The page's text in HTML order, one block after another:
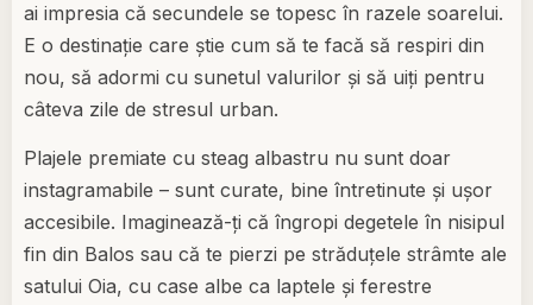
ai impresia că secundele se topesc în razele soarelui.
E o destinație care știe cum să te facă să respiri din
nou, să adormi cu sunetul valurilor și să uiți pentru
câteva zile de stresul urban.
Plajele premiate cu steag albastru nu sunt doar
instagramabile – sunt curate, bine întretinute și ușor
accesibile. Imaginează-ți că îngropi degetele în nisipul
fin din Balos sau că te pierzi pe străduțele strâmte ale
satului Oia, cu case albe ca laptele și ferestre